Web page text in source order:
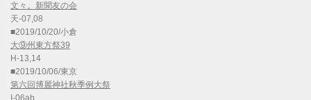
文々。新聞友の会
天-07,08
■2019/10/20/小倉
大⑨州東方祭39
H-13,14
■2019/10/06/東京
第六回博麗神社秋季例大祭
I-06ab